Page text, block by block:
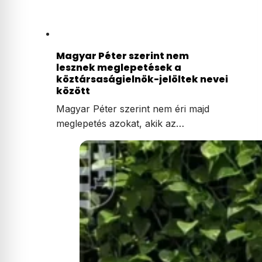
Magyar Péter szerint nem
lesznek meglepetések a
köztársaságielnök-jelöltek nevei
között
Magyar Péter szerint nem éri majd
meglepetés azokat, akik az…